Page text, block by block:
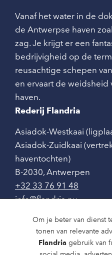
Om je beter van dienst
tonen van relevante
Flandria gebruik van
Vanaf het water in de
de Antwerpse haven
zag. Je krijgt er een
bedrijvigheid op de
reusachtige schepen
en ervaart de weidsheid
haven.
Rederij Flandria
Asiadok-Westkaai
Asiadok-Zuidkaai
haventochten)
B-2030, Antwerpen
+32 33 76 91 48
info@flandria.nu
Contact
Vaaragenda